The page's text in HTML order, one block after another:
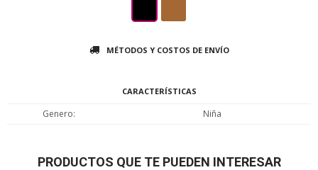
MÉTODOS Y COSTOS DE ENVÍO
CARACTERÍSTICAS
Genero Niña
PRODUCTOS QUE TE PUEDEN INTERESAR